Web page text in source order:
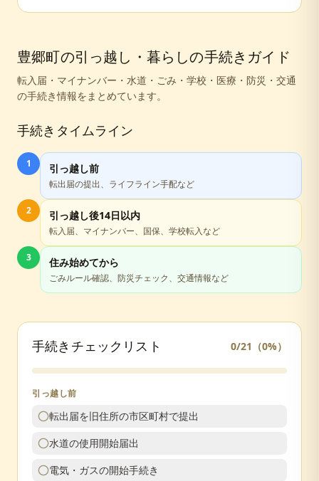
豊郷町の引っ越し・暮らしの手続きガイド
転入届・マイナンバー・水道・ごみ・学校・医療・防災・交通
の手続き情報をまとめています。
手続きタイムライン
1 引っ越し前
転出届の提出、ライフライン手配など
2 引っ越し後14日以内
転入届、マイナンバー、国保、学校転入など
3 住み始めてから
ごみルール確認、防災チェック、交通情報など
手続きチェックリスト 0/21 （0%）
引っ越し前
転出届を旧住所の市区町村で提出
水道の使用開始届出
電気・ガスの開始手続き